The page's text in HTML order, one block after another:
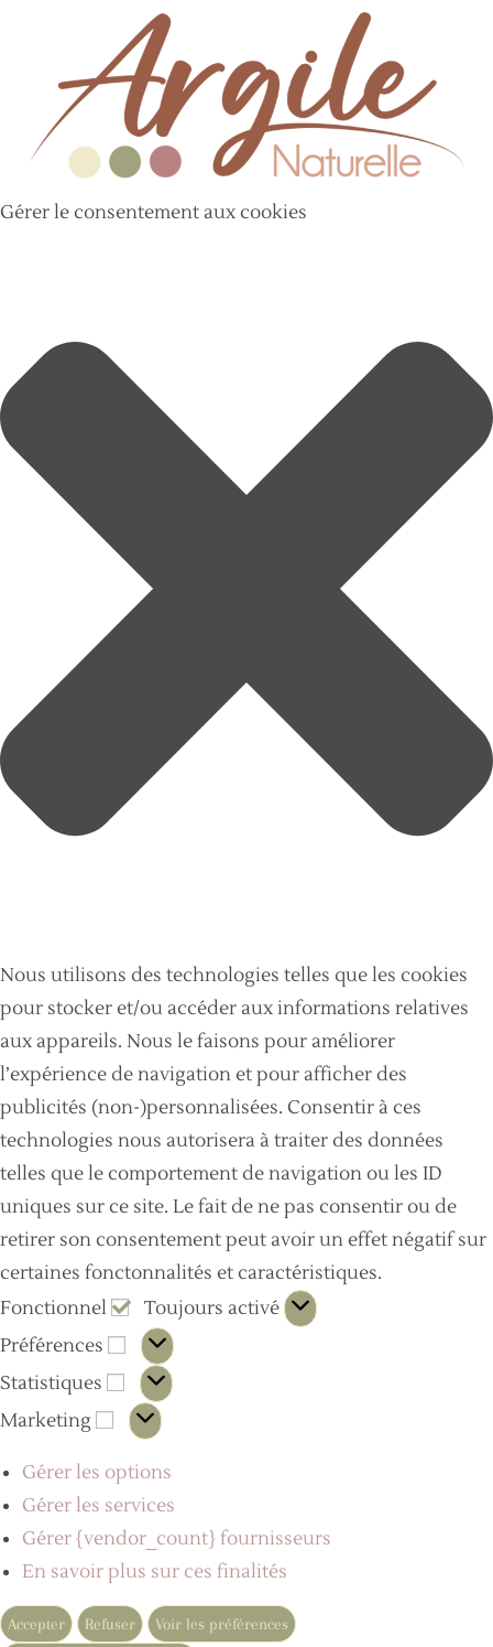
Gérer le consentement aux cookies
Nous utilisons des technologies telles que les cookies
pour stocker et/ou accéder aux informations relatives
aux appareils. Nous le faisons pour améliorer
l’expérience de navigation et pour afficher des
publicités (non-)personnalisées. Consentir à ces
technologies nous autorisera à traiter des données
telles que le comportement de navigation ou les ID
uniques sur ce site. Le fait de ne pas consentir ou de
retirer son consentement peut avoir un effet négatif sur
certaines fonctonnalités et caractéristiques.
Fonctionnel
Toujours activé
Préférences
Statistiques
Marketing
Gérer les options
Gérer les services
Gérer {vendor_count} fournisseurs
En savoir plus sur ces finalités
Accepter Refuser Voir les préférences